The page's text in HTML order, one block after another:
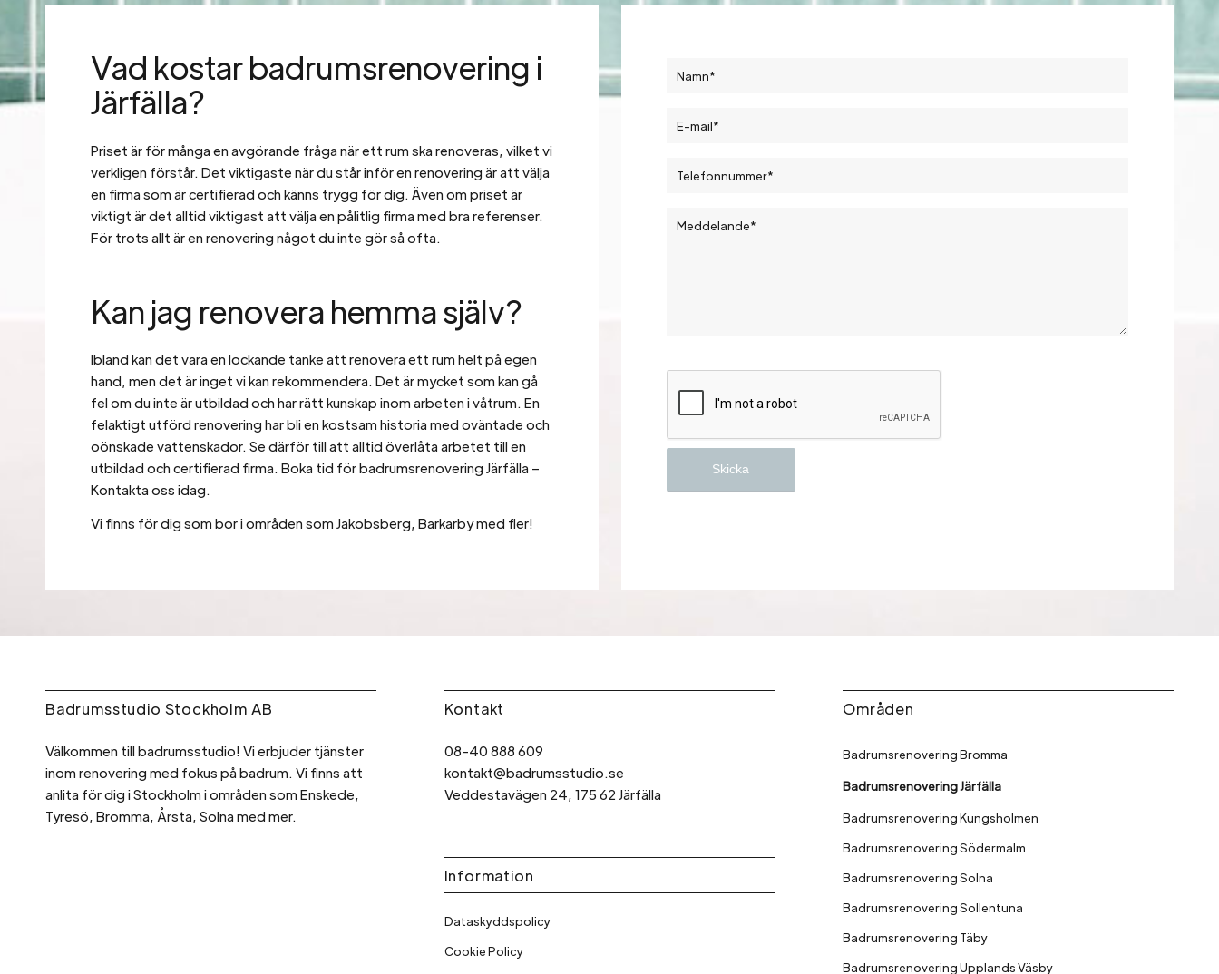
Vad kostar badrumsrenovering i
Järfälla?
Priset är för många en avgörande fråga när ett rum ska renoveras, vilket vi
verkligen förstår. Det viktigaste när du står inför en renovering är att välja
en firma som är certifierad och känns trygg för dig. Även om priset är
viktigt är det alltid viktigast att välja en pålitlig firma med bra referenser.
För trots allt är en renovering något du inte gör så ofta.
Kan jag renovera hemma själv?
Ibland kan det vara en lockande tanke att renovera ett rum helt på egen
hand, men det är inget vi kan rekommendera. Det är mycket som kan gå
fel om du inte är utbildad och har rätt kunskap inom arbeten i våtrum. En
felaktigt utförd renovering har bli en kostsam historia med oväntade och
oönskade vattenskador. Se därför till att alltid överlåta arbetet till en
utbildad och certifierad firma. Boka tid för badrumsrenovering Järfälla –
Kontakta oss idag.
Vi finns för dig som bor i områden som Jakobsberg, Barkarby med fler!
Badrumsstudio Stockholm AB
Välkommen till badrumsstudio! Vi erbjuder tjänster
inom renovering med fokus på badrum. Vi finns att
anlita för dig i Stockholm i områden som Enskede,
Tyresö, Bromma, Årsta, Solna med mer.
Kontakt
08-40 888 609
kontakt@badrumsstudio.se
Veddestavägen 24, 175 62 Järfälla
Information
Dataskyddspolicy
Cookie Policy
Områden
Badrumsrenovering Bromma
Badrumsrenovering Järfälla
Badrumsrenovering Kungsholmen
Badrumsrenovering Södermalm
Badrumsrenovering Solna
Badrumsrenovering Sollentuna
Badrumsrenovering Täby
Badrumsrenovering Upplands Väsby